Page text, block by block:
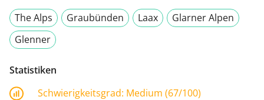
The Alps
Graubünden Laax
Glarner Alpen
Glenner
Statistiken
Schwierigkeitsgrad: Medium (67/100)